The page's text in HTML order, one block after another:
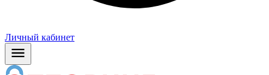
Личный кабинет